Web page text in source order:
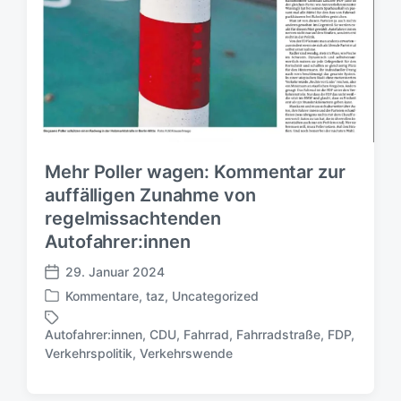
Mehr Poller wagen: Kommentar zur
auffälligen Zunahme von
regelmissachtenden
Autofahrer:innen
V
e
r
ö
f
29. Januar 2024
V
e
r
ö
Kommentare, taz, Uncategorized
S
Autofahrer:innen, CDU, Fahrrad, Fahrradstraße, FDP,
Verkehrspolitik, Verkehrswende